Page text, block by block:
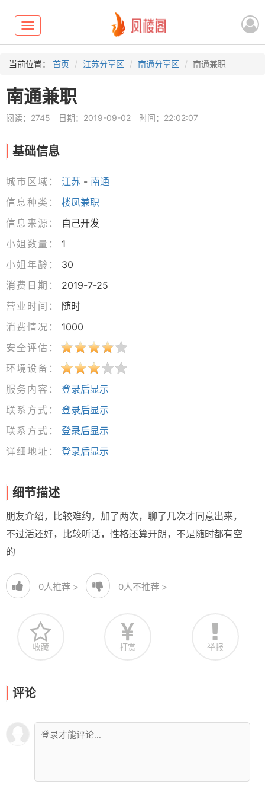
Toggle
navigation
当前位置： 首页 江苏分享区 南通分享区 南通兼职
南通兼职
阅读：2745 日期：2019-09-02 时间：22:02:07
基础信息
城市区域： 江苏 - 南通
信息种类：
楼凤兼职
信息来源：
自己开发
小姐数量：
1
小姐年龄：
30
消费日期：
2019-7-25
营业时间：
随时
消费情况：
1000
安全评估：
环境设备：
服务内容：
登录后显示
联系方式：
登录后显示
联系方式：
登录后显示
详细地址：
登录后显示
细节描述
朋友介绍，比较难约，加了两次，聊了几次才同意出来，
不过活还好，比较听话，性格还算开朗，不是随时都有空
的
0人推荐 > 0人不推荐 >
收藏 打赏 举报
评论